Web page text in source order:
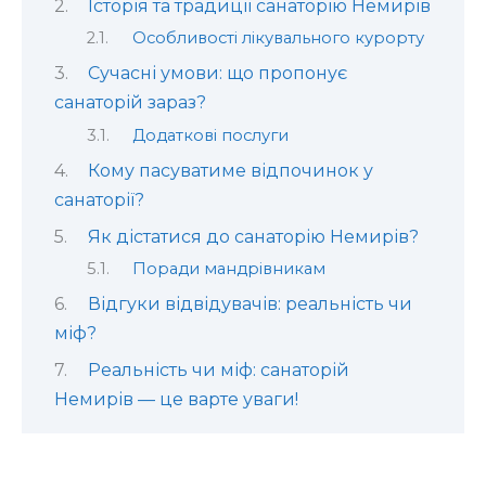
Історія та традиції санаторію Немирів
Особливості лікувального курорту
Сучасні умови: що пропонує
санаторій зараз?
Додаткові послуги
Кому пасуватиме відпочинок у
санаторії?
Як дістатися до санаторію Немирів?
Поради мандрівникам
Відгуки відвідувачів: реальність чи
міф?
Реальність чи міф: санаторій
Немирів — це варте уваги!